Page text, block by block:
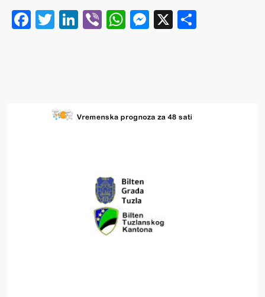
Facebook
Twitter
LinkedIn
ViberWhatsApp
Messenger
X